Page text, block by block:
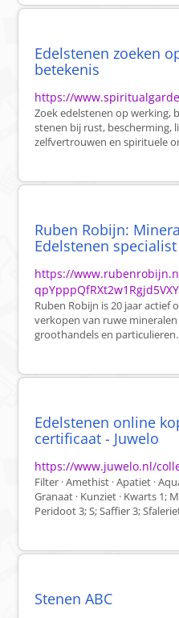
Edelstenen zoeken
betekenis
https://
Zoek edelstenen op werking,
stenen bij rust, bescherming,
zelfvertrouwen en spirituele
Ruben Robijn:
Edelstenen specialist
https://
Ruben Robijn is 20 jaar actief
verkopen van ruwe
groothandels en
Edelstenen online
certificaat - Juwelo
https://www.juwelo.nl/
Filter · Amethist · Apatiet ·
Granaat · Kunziet · Kwarts 1;
Peridoot 3; S; Saffier 3;
Stenen ABC